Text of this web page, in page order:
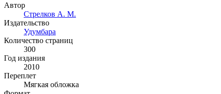
Автор
Стрелков А. М.
Издательство
Удумбара
Количество страниц
300
Год издания
2010
Переплет
Мягкая обложка